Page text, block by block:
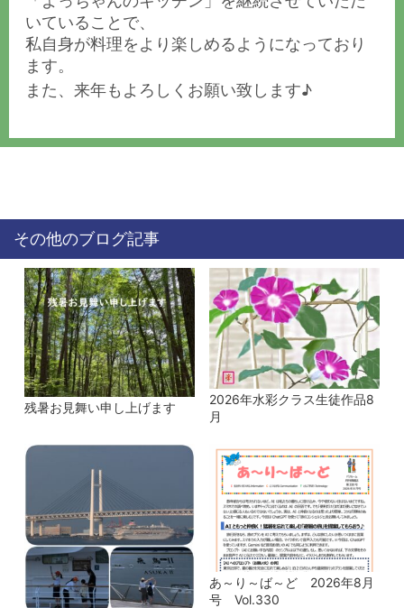
いていることで、
私自身が料理をより楽しめるようになっており
ます。
また、来年もよろしくお願い致します♪
その他のブログ記事
残暑お見舞い申し上げます
2026年水彩クラス生徒作品8
月
あ～り～ば～ど 2026年8月
号 Vol.330